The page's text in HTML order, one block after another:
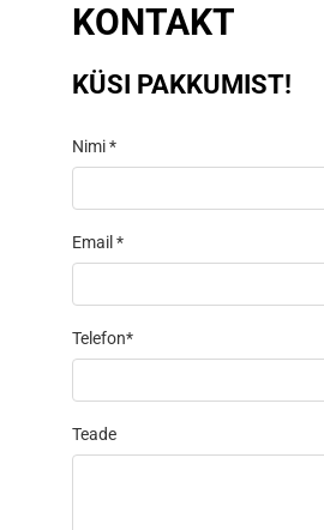
KONTAKT
KÜSI PAKKUMIST!
Nimi *
Email *
Telefon*
Teade